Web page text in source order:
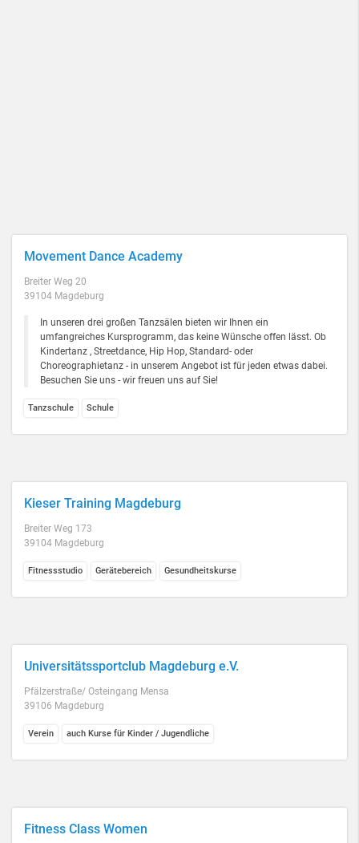
Movement Dance Academy
Breiter Weg 20
39104 Magdeburg
In unseren drei großen Tanzsälen bieten wir Ihnen ein
umfangreiches Kursprogramm, das keine Wünsche offen lässt. Ob
Kindertanz , Streetdance, Hip Hop, Standard- oder
Choreographietanz - in unserem Angebot ist für jeden etwas dabei.
Besuchen Sie uns - wir freuen uns auf Sie!
Tanzschule Schule
Kieser Training Magdeburg
Breiter Weg 173
39104 Magdeburg
Fitnessstudio Gerätebereich Gesundheitskurse
Universitätssportclub Magdeburg e.V.
Pfälzerstraße/ Osteingang Mensa
39106 Magdeburg
Verein auch Kurse für Kinder / Jugendliche
Fitness Class Women